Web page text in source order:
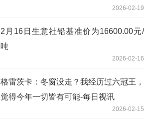
2026-02-19
2月16日生意社铅基准价为16600.00元/
吨
2026-02-16
格雷茨卡：冬窗没走？我经历过六冠王，
觉得今年一切皆有可能-每日视讯
2026-02-15